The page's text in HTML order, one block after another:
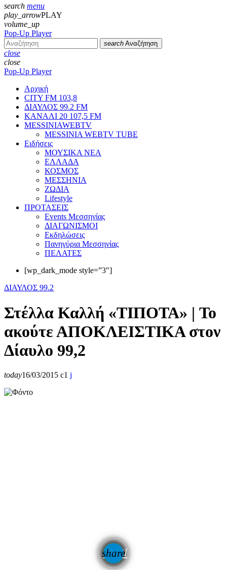
search menu
play_arrowPLAY
volume_up
Pop-Up Player
search Αναζήτηση
close
close
Pop-Up Player
Αρχική
CITY FM 103,8
ΔΙΑΥΛΟΣ 99.2 FM
ΚΑΝΑΛΙ 20 107,5 FM
MESSINIAWEBTV
MESSINIA WEBTV TUBE
Eιδήσεις
ΜΟΥΣΙΚΑ ΝΕΑ
ΕΛΛΑΔΑ
ΚΟΣΜΟΣ
ΜΕΣΣΗΝΙΑ
ΖΩΔΙΑ
Lifestyle
ΠΡΟΤΑΣΕΙΣ
Events Μεσσηνίας
ΔΙΑΓΩΝΙΣΜΟΙ
Εκδηλώσεις
Πανηγύρια Μεσσηνίας
ΠΕΛΑΤΕΣ
[wp_dark_mode style=”3″]
ΔΙΑΥΛΟΣ 99.2
Στέλλα Καλλή «ΤΙΠΟΤΑ» | To
ακούτε ΑΠΟΚΛΕΙΣΤΙΚΑ στον
Δίαυλο 99,2
today16/03/2015 1
share
email